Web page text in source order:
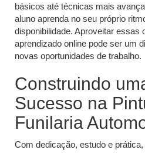
básicos até técnicas mais
aluno aprenda no seu próprio
disponibilidade. Aproveitar essas
aprendizado online pode ser um
novas oportunidades de trabalho.
Construindo
Sucesso na
Funilaria
Com dedicação, estudo e